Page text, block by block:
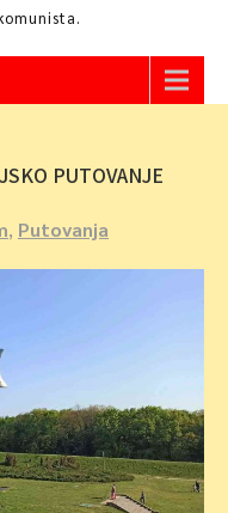
PUTOVANJE
, Putovanja